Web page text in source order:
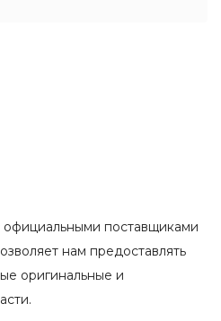
поставщиками
нам предоставлять
оригинальные и